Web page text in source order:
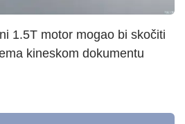
1.5T motor mogao bi skočiti
kineskom dokumentu